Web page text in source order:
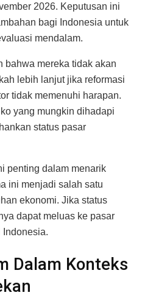
2026. Keputusan ini
bagi Indonesia untuk
mendalam.
bahwa mereka tidak akan
lebih lanjut jika reformasi
tidak memenuhi harapan.
yang mungkin dihadapi
status pasar
penting dalam menarik
ini menjadi salah satu
ekonomi. Jika status
dapat meluas ke pasar
Indonesia.
Dalam Konteks